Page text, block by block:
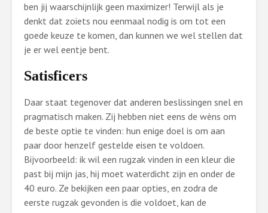
ben jij waarschijnlijk geen maximizer! Terwijl als je
denkt dat zoiets nou eenmaal nodig is om tot een
goede keuze te komen, dan kunnen we wel stellen dat
je er wel eentje bent.
Satisficers
Daar staat tegenover dat anderen beslissingen snel en
pragmatisch maken. Zij hebben niet eens de wèns om
de beste optie te vinden: hun enige doel is om aan
paar door henzelf gestelde eisen te voldoen.
Bijvoorbeeld: ik wil een rugzak vinden in een kleur die
past bij mijn jas, hij moet waterdicht zijn en onder de
40 euro. Ze bekijken een paar opties, en zodra de
eerste rugzak gevonden is die voldoet, kan de